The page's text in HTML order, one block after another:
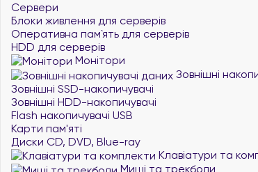
Сервери
Блоки живлення для серверів
Оперативна пам`ять для серверів
HDD для серверів
Монітори
Зовнішні
Зовнішні SSD-накопичувачі
Зовнішні HDD-накопичувачі
Flash накопичувачі USB
Карти пам'яті
Диски CD, DVD, Blue-ray
Клавіатури та
Миші та трекболи